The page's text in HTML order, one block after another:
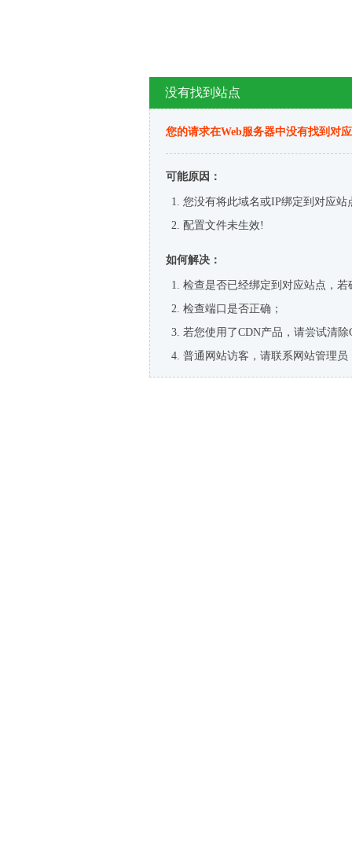
没有找到站点
您的请求在Web服务器中没有找到对
可能原因：
您没有将此域名或IP绑定到对应站
配置文件未生效!
如何解决：
检查是否已经绑定到对应站点，
检查端口是否正确；
若您使用了CDN产品，请尝试清除
普通网站访客，请联系网站管理员